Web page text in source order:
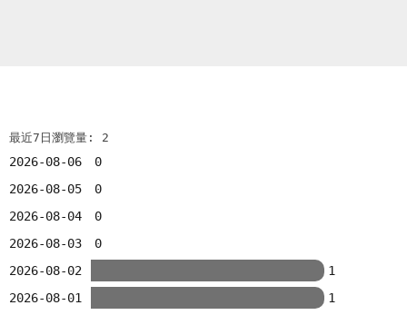
最近7日瀏覽量: 2
2026-08-06
0
2026-08-05
0
2026-08-04
0
2026-08-03
0
2026-08-02
1
2026-08-01
1